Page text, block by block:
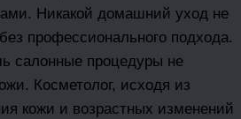
Никакой домашний уход не
профессионального подхода.
салонные процедуры не
Косметолог, исходя из
кожи и возрастных изменений